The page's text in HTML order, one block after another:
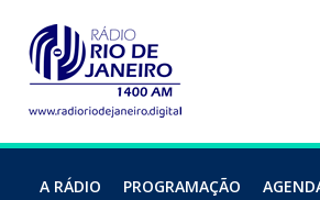
A RÁDIO PROGRAMAÇÃO